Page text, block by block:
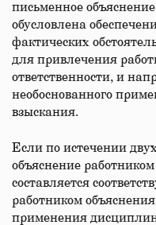
письменное
обусловлена
фактических
для привлечения
ответственности, и
необоснованного
взыскания.
Если по истечении
объяснение
составляется
работником
применения